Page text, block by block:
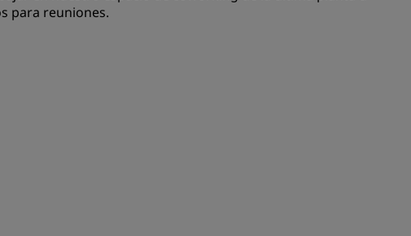
para reuniones.